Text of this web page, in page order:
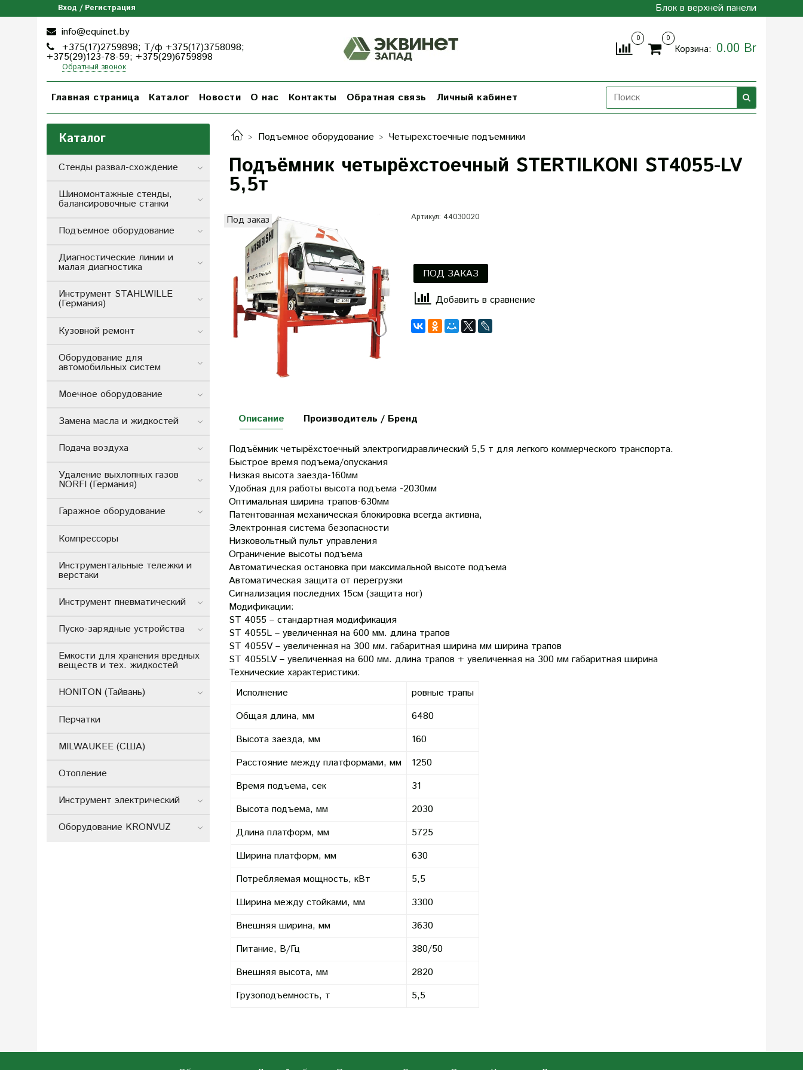
Вход / Регистрация
Блок в верхней панели
info@equinet.by
+375(17)2759898; Т/ф +375(17)3758098;
+375(29)123-78-59; +375(29)6759898
Обратный звонок
0 0
Корзина: 0.00 Br
Главная страница Каталог Новости О нас Контакты Обратная связь Личный кабинет
Подъемное оборудование Четырехстоечные подъемники
Подъёмник четырёхстоечный STERTILKONI ST4055-LV
5,5т
Под заказ Артикул: 44030020
ПОД ЗАКАЗ
Добавить в сравнение
Описание
Подъёмник четырёхстоечный электрогидравлический 5,5 т для легкого коммерческого транспорта.
Быстрое время подъема/опускания
Низкая высота заезда-160мм
Удобная для работы высота подъема -2030мм
Оптимальная ширина трапов-630мм
Патентованная механическая блокировка всегда активна,
Электронная система безопасности
Низковольтный пульт управления
Ограничение высоты подъема
Автоматическая остановка при максимальной высоте подъема
Автоматическая защита от перегрузки
Сигнализация последних 15см (защита ног)
Модификации:
ST 4055 – стандартная модификация
ST 4055L – увеличенная на 600 мм. длина трапов
ST 4055V – увеличенная на 300 мм. габаритная ширина мм ширина трапов
ST 4055LV – увеличенная на 600 мм. длина трапов + увеличенная на 300 мм габаритная ширина
Технические характеристики:
Исполнение
ровные трапы
Общая длина, мм
6480
Высота заезда, мм
160
Расстояние между платформами, мм
1250
Время подъема, сек
31
Высота подъема, мм
2030
Длина платформ, мм
5725
Ширина платформ, мм
630
Потребляемая мощность, кВт
5,5
Ширина между стойками, мм
3300
Внешняя ширина, мм
3630
Питание, В/Гц
380/50
Внешняя высота, мм
2820
Грузоподъемность, т
5,5
Производитель / Бренд
Каталог
Стенды развал-схождение
Шиномонтажные стенды,
балансировочные станки
Подъемное оборудование
Диагностические линии и
малая диагностика
Инструмент STAHLWILLE
(Германия)
Кузовной ремонт
Оборудование для
автомобильных систем
Моечное оборудование
Замена масла и жидкостей
Подача воздуха
Удаление выхлопных газов
NORFI (Германия)
Гаражное оборудование
Компрессоры
Инструментальные тележки и
верстаки
Инструмент пневматический
Пуско-зарядные устройства
Емкости для хранения вредных
веществ и тех. жидкостей
HONITON (Тайвань)
Перчатки
MILWAUKEE (США)
Отопление
Инструмент электрический
Оборудование KRONVUZ